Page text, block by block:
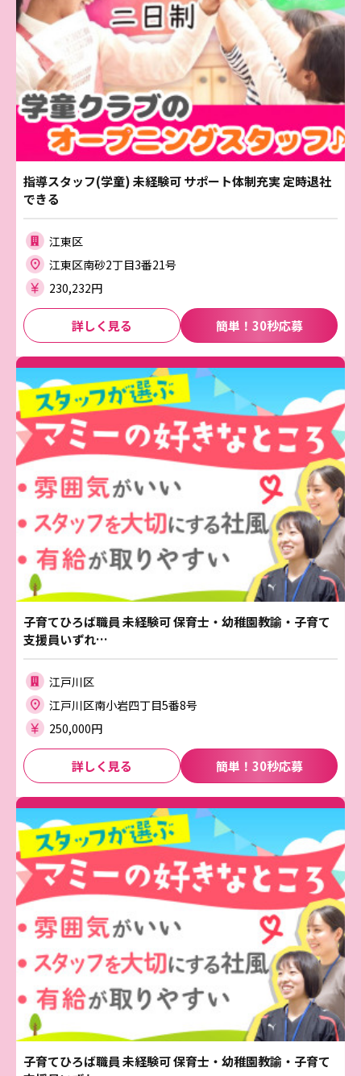
指導スタッフ(学童) 未経験可 サポート体制充実 定時退社
できる
江東区
江東区南砂2丁目3番21号
230,232円
詳しく見る 簡単！30秒応募
子育てひろば職員 未経験可 保育士・幼稚園教諭・子育て
支援員いずれ…
江戸川区
江戸川区南小岩四丁目5番8号
250,000円
詳しく見る 簡単！30秒応募
子育てひろば職員 未経験可 保育士・幼稚園教諭・子育て